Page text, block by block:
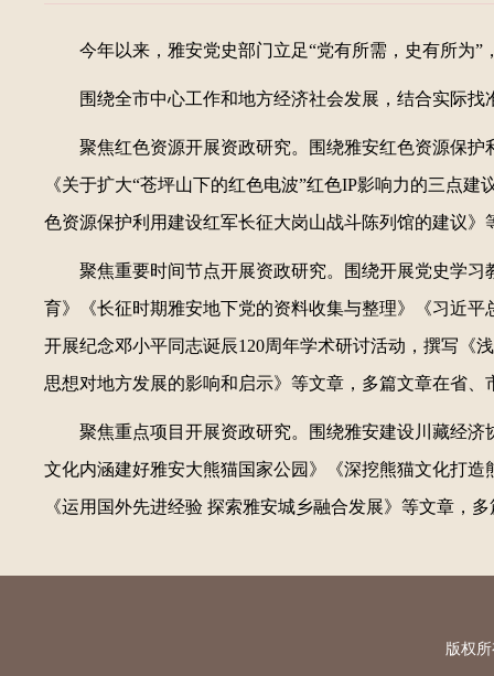
今年以来，雅安党史部门立足“党有所需，史有所为”
围绕全市中心工作和地方经济社会发展，结合实际
聚焦红色资源开展资政研究。围绕雅安红色资源保
《关于扩大“苍坪山下的红色电波”红色IP影响力的三点
色资源保护利用建设红军长征大岗山战斗陈列馆的建议
聚焦重要时间节点开展资政研究。围绕开展党史学
育》《长征时期雅安地下党的资料收集与整理》《习近
开展纪念邓小平同志诞辰120周年学术研讨活动，撰写《
思想对地方发展的影响和启示》等文章，多篇文章在省
聚焦重点项目开展资政研究。围绕雅安建设川藏经
文化内涵建好雅安大熊猫国家公园》《深挖熊猫文化打
《运用国外先进经验 探索雅安城乡融合发展》等文章，
版权